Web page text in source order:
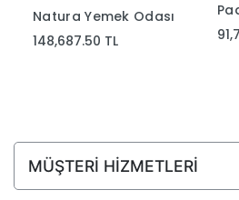
Natura Yemek Odası
148,687.50 TL
MÜŞTERİ HİZMETLERİ